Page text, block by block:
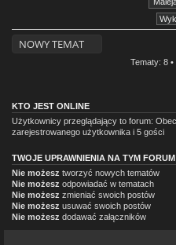
NOWY TEMAT
Tematy: 8
KTO JEST ONLINE
Użytkownicy przeglądający to forum:
zarejestrowanego użytkownika i 5 gości
TWOJE UPRAWNIENIA NA TYM FORUM
Nie możesz tworzyć nowych tematów
Nie możesz odpowiadać w tematach
Nie możesz zmieniać swoich postów
Nie możesz usuwać swoich postów
Nie możesz dodawać załączników